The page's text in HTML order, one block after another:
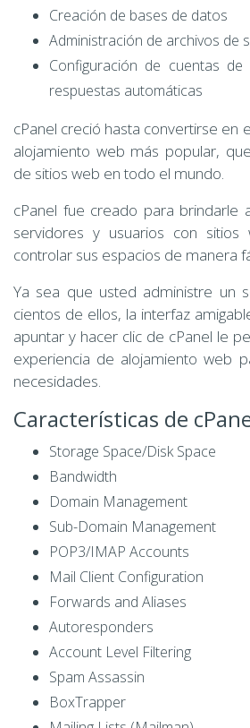
Creación de bases de datos
Administración de archivos de
Configuración de cuentas
respuestas automáticas
cPanel creció hasta convertirse en
alojamiento web más popular,
de sitios web en todo el mundo.
cPanel fue creado para brindarle
servidores y usuarios con
controlar sus espacios de manera
Ya sea que usted administre un
cientos de ellos, la interfaz
apuntar y hacer clic de cPanel le
experiencia de alojamiento web
necesidades.
Características de
Storage Space/Disk Space
Bandwidth
Domain Management
Sub-Domain Management
POP3/IMAP Accounts
Mail Client Configuration
Forwards and Aliases
Autoresponders
Account Level Filtering
Spam Assassin
BoxTrapper